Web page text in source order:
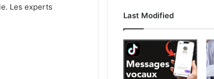
Les experts
e
b
o
Last Modified